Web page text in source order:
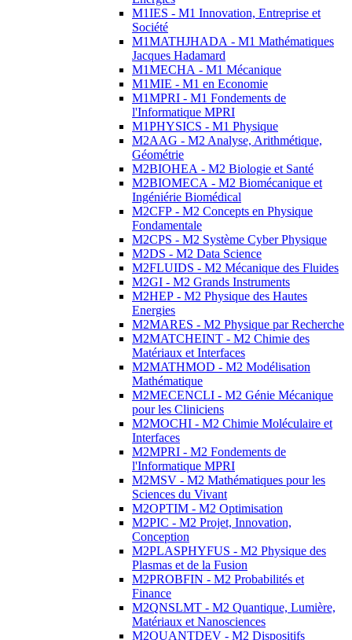
M1IES - M1 Innovation, Entreprise et
Société
M1MATHJHADA - M1 Mathématiques
Jacques Hadamard
M1MECHA - M1 Mécanique
M1MIE - M1 en Economie
M1MPRI - M1 Fondements de
l'Informatique MPRI
M1PHYSICS - M1 Physique
M2AAG - M2 Analyse, Arithmétique,
Géométrie
M2BIOHEA - M2 Biologie et Santé
M2BIOMECA - M2 Biomécanique et
Ingéniérie Biomédical
M2CFP - M2 Concepts en Physique
Fondamentale
M2CPS - M2 Système Cyber Physique
M2DS - M2 Data Science
M2FLUIDS - M2 Mécanique des Fluides
M2GI - M2 Grands Instruments
M2HEP - M2 Physique des Hautes
Energies
M2MARES - M2 Physique par Recherche
M2MATCHEINT - M2 Chimie des
Matériaux et Interfaces
M2MATHMOD - M2 Modélisation
Mathématique
M2MECENCLI - M2 Génie Mécanique
pour les Cliniciens
M2MOCHI - M2 Chimie Moléculaire et
Interfaces
M2MPRI - M2 Fondements de
l'Informatique MPRI
M2MSV - M2 Mathématiques pour les
Sciences du Vivant
M2OPTIM - M2 Optimisation
M2PIC - M2 Projet, Innovation,
Conception
M2PLASPHYFUS - M2 Physique des
Plasmas et de la Fusion
M2PROBFIN - M2 Probabilités et
Finance
M2QNSLMT - M2 Quantique, Lumière,
Matériaux et Nanosciences
M2QUANTDEV - M2 Dispositifs